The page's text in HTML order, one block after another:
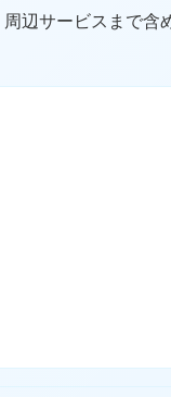
辺サービスまで含